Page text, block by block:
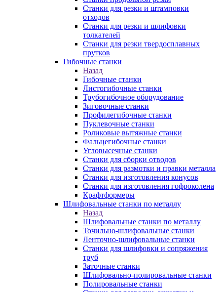
Станки для резки и штамповки
отходов
Станки для резки и шлифовки
толкателей
Станки для резки твердосплавных
прутков
Гибочные станки
Назад
Гибочные станки
Листогибочные станки
Трубогибочное оборудование
Зиговочные станки
Профилегибочные станки
Пуклевочные станки
Роликовые вытяжные станки
Фальцегибочные станки
Угловысечные станки
Станки для сборки отводов
Станки для размотки и правки металла
Станки для изготовления конусов
Станки для изготовления гофроколена
Крафтформеры
Шлифовальные станки по металлу
Назад
Шлифовальные станки по металлу
Точильно-шлифовальные станки
Ленточно-шлифовальные станки
Станки для шлифовки и сопряжения
труб
Заточные станки
Шлифовально-полировальные станки
Полировальные станки